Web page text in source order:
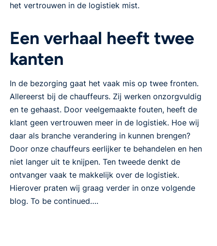
het vertrouwen in de logistiek mist.
Een verhaal heeft twee
kanten
In de bezorging gaat het vaak mis op twee fronten.
Allereerst bij de chauffeurs. Zij werken onzorgvuldig
en te gehaast. Door veelgemaakte fouten, heeft de
klant geen vertrouwen meer in de logistiek. Hoe wij
daar als branche verandering in kunnen brengen?
Door onze chauffeurs eerlijker te behandelen en hen
niet langer uit te knijpen. Ten tweede denkt de
ontvanger vaak te makkelijk over de logistiek.
Hierover praten wij graag verder in onze volgende
blog. To be continued….